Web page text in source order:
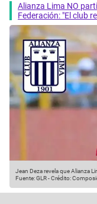
Alianza Lima NO
Federación: "El club
Jean Deza revela que Alianza
Fuente: GLR-Crédito: